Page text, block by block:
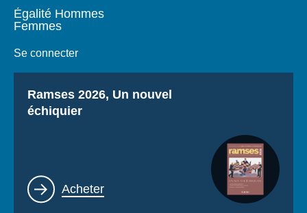
Égalité Hommes
Femmes
Se connecter
Titre
Ramses 2026, Un nouvel
échiquier
Lien
Acheter